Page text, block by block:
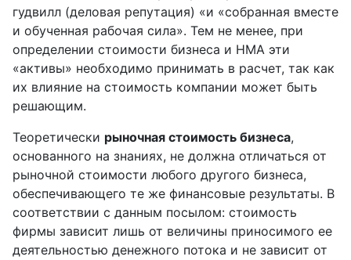
гудвилл (деловая репутация) «и «собранная вместе
и обученная рабочая сила». Тем не менее, при
определении стоимости бизнеса и НМА эти
«активы» необходимо принимать в расчет, так как
их влияние на стоимость компании может быть
решающим.
Теоретически рыночная стоимость бизнеса,
основанного на знаниях, не должна отличаться от
рыночной стоимости любого другого бизнеса,
обеспечивающего те же финансовые результаты. В
соответствии с данным посылом: стоимость
фирмы зависит лишь от величины приносимого ее
деятельностью денежного потока и не зависит от